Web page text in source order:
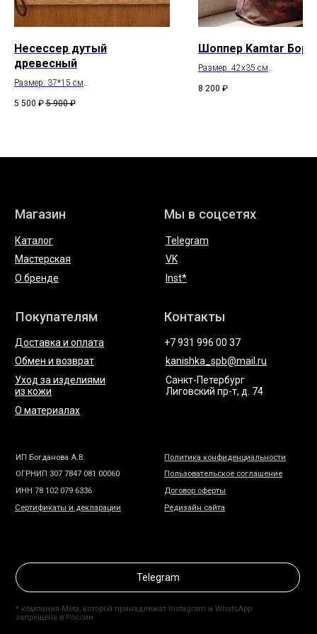
Несессер дутый
древесный
Размер: 37*15 см
5 500 ₽ 5 900 ₽
Шоппер Kamtar
Размер: 42x35 см
8 200 ₽